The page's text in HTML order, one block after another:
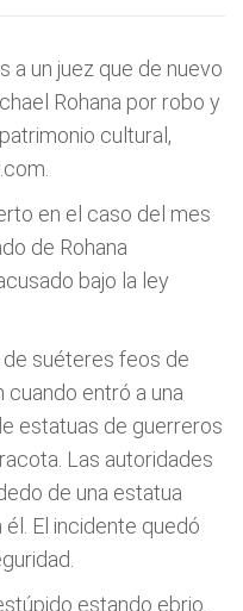
a un juez que de nuevo
Rohana por robo y
cultural,
en el caso del mes
de Rohana
bajo la ley
de suéteres feos de
cuando entró a una
estatuas de guerreros
Las autoridades
de una estatua
él. El incidente quedó
estando ebrio.